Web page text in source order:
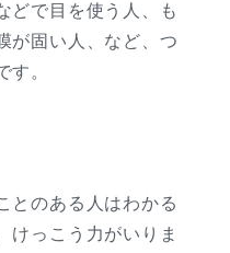
どで目を使う人、も
が固い人、など、つ
す。
とのある人はわかる
けっこう力がいりま